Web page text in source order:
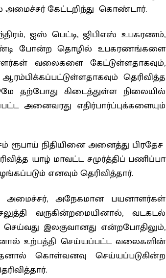
அமைச்சர் கேட்டறிந்து கொண்டார்.
ஐஸ் பெட்டி, ஜிபிஎஸ் உபகரணம்,
வண்டி போன்ற தொழில் உபகரணங்களை
வலைகளை கேட்டுள்ளதாகவும்,
தெரிவித்த
தற்போது கிடைத்துள்ள நிலையில்
அனைவரது எதிர்பார்ப்புக்களையும்
ரூபாய் நிதியினை அனைத்து பிரதேச
யாழ் மாவட்ட சமுர்த்திப் பணிப்பா
எனவும் தெரிவித்தார்.
அமைச்சர், அநேகமான பயனாளர்கள்
வருகின்றமையினால், வடகடல்
இலகுவானது என்றபோதிலும்,
உற்பத்தி செய்யப்பட்ட வலைகளின்
கொள்வனவு செய்யப்படுகின்ற